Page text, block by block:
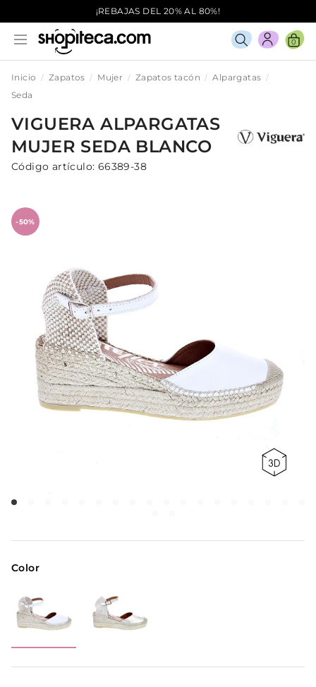
¡REBAJAS DEL 20% AL 80%!
0
Inicio Zapatos Mujer Zapatos tacón
Alpargatas
Seda
VIGUERAALPARGATAS
MUJER SEDA BLANCO
Código artículo: 66389-38
-50%
Color